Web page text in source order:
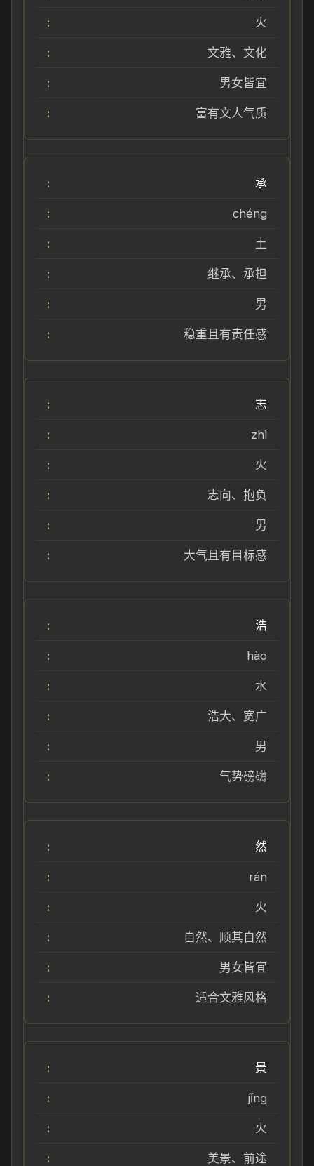
火
文雅、文化
男女皆宜
富有文人气质
承
chéng
土
继承、承担
男
稳重且有责任感
志
zhì
火
志向、抱负
男
大气且有目标感
浩
hào
水
浩大、宽广
男
气势磅礴
然
rán
火
自然、顺其自然
男女皆宜
适合文雅风格
景
jǐng
火
美景、前途